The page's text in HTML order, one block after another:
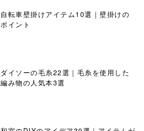
自転車壁掛けアイテム10選｜壁掛けの
ポイント
ダイソーの毛糸22選｜毛糸を使用した
編み物の人気本3選